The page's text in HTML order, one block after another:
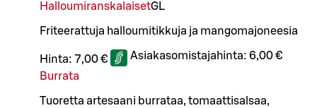
HalloumiranskalaisetGL
Friteerattuja halloumitikkuja ja mangomajoneesia
Hinta: 7,00 € Asiakasomistajahinta: 6,00 €
Burrata
Tuoretta artesaani burrataa, tomaattisalsaa,